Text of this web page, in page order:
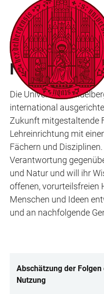
LINKS
ZUR
BARRIEREFREIHEIT
ZUM
HAUPTINHALT
HAUPTNAVIGATION
ÖFFNEN
WEBSEITENSUCHE
ÖFFNEN
HINWEISE
NUTZUNG
Die Universität
international
Zukunft mitgestaltende
Lehreinrichtung mit
Fächern und
Verantwortung
und Natur und will ihr
offenen, vorurteilsfreien
Menschen und Ideen
und an nachfolgende
LINKS
Abschätzung der
Nutzung